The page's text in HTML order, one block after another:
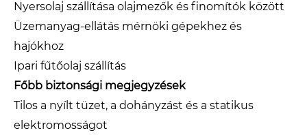
Nyersolaj szállítása olajmezők és finomítók között
Üzemanyag-ellátás mérnöki gépekhez és
hajókhoz
Ipari fűtőolaj szállítás
Főbb biztonsági megjegyzések
Tilos a nyílt tüzet, a dohányzást és a statikus
elektromosságot